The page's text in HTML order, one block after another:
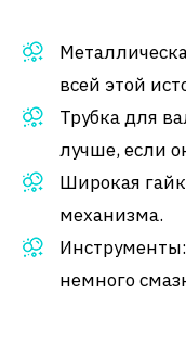
всей этой
Трубка для
лучше, если
Широкая
механизма.
немного